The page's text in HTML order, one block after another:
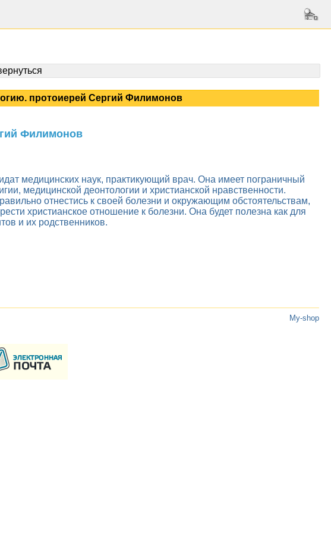
протоиерей Сергий Филимонов
Филимонов
медицинских наук, практикующий врач. Она имеет пограничный
медицинской деонтологии и христианской нравственности.
отнестись к своей болезни и окружающим обстоятельствам,
христианское отношение к болезни. Она будет полезна как для
и их родственников.
My-shop